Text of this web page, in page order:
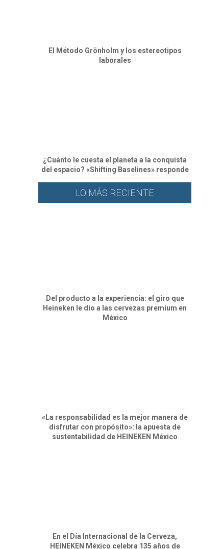
El Método Grönholm y los estereotipos
laborales
¿Cuánto le cuesta el planeta a la conquista
del espacio? «Shifting Baselines» responde
LO MÁS RECIENTE
Del producto a la experiencia: el giro que
Heineken le dio a las cervezas premium en
México
«La responsabilidad es la mejor manera de
disfrutar con propósito»: la apuesta de
sustentabilidad de HEINEKEN México
En el Día Internacional de la Cerveza,
HEINEKEN México celebra 135 años de